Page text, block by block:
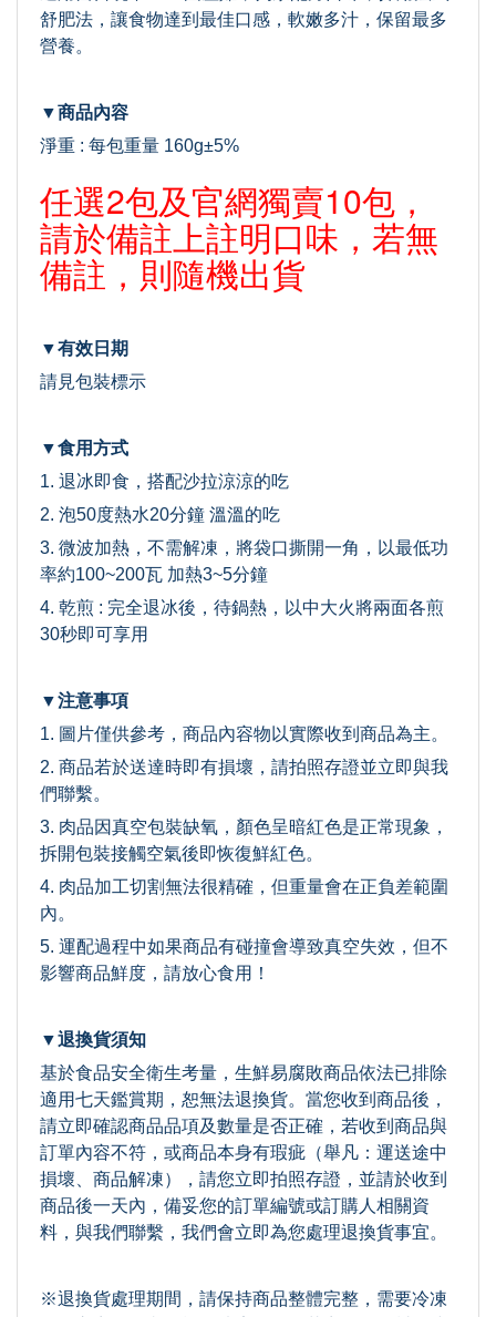
舒肥法，讓食物達到最佳口感，軟嫩多汁，保留最多
營養。
▼商品內容
淨重 : 每包重量 160g±5%
任選2包及官網獨賣10包，
請於備註上註明口味，若無
備註，則隨機出貨
▼有效日期
請見包裝標示
▼食用方式
1. 退冰即食，搭配沙拉涼涼的吃
2. 泡50度熱水20分鐘 溫溫的吃
3. 微波加熱，不需解凍，將袋口撕開一角，以最低功
率約100~200瓦 加熱3~5分鐘
4. 乾煎 : 完全退冰後，待鍋熱，以中大火將兩面各煎
30秒即可享用
▼注意事項
1. 圖片僅供參考，商品內容物以實際收到商品為主。
2. 商品若於送達時即有損壞，請拍照存證並立即與我
們聯繫。
3. 肉品因真空包裝缺氧，顏色呈暗紅色是正常現象，
拆開包裝接觸空氣後即恢復鮮紅色。
4. 肉品加工切割無法很精確，但重量會在正負差範圍
內。
5. 運配過程中如果商品有碰撞會導致真空失效，但不
影響商品鮮度，請放心食用！
▼退換貨須知
基於食品安全衛生考量，生鮮易腐敗商品依法已排除
適用七天鑑賞期，恕無法退換貨。當您收到商品後，
請立即確認商品品項及數量是否正確，若收到商品與
訂單內容不符，或商品本身有瑕疵（舉凡：運送途中
損壞、商品解凍），請您立即拍照存證，並請於收到
商品後一天內，備妥您的訂單編號或訂購人相關資
料，與我們聯繫，我們會立即為您處理退換貨事宜。
※退換貨處理期間，請保持商品整體完整，需要冷凍